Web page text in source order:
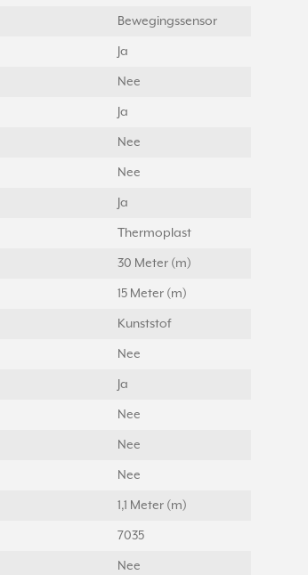
Bewegingssensor
Ja
Nee
Ja
Nee
Nee
Ja
Thermoplast
30 Meter (m)
15 Meter (m)
Kunststof
Nee
Ja
Nee
Nee
Nee
1,1 Meter (m)
7035
Nee